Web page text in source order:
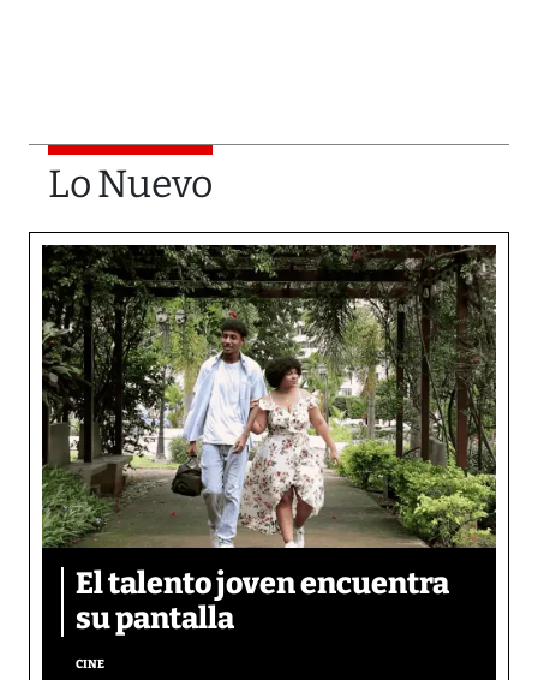
Lo Nuevo
El talento joven encuentra
su pantalla​
CINE